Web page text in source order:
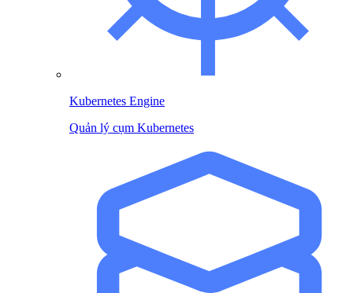
Kubernetes Engine
Quản lý cụm Kubernetes